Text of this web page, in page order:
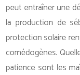
peut entraîner une
la production de
protection solaire
comédogènes.
patience sont les